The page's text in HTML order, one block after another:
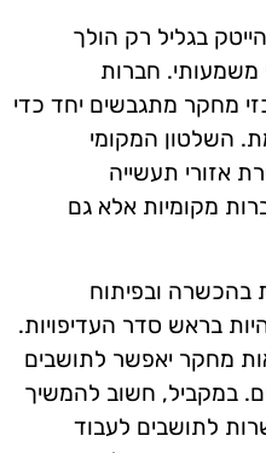
בגליל רק הולך
משמעותי. חברות
מחקר מתגבשים יחד כדי
השלטון המקומי
אזורי תעשייה
מקומיות אלא גם
ובפיתוח
בראש סדר העדיפויות.
מחקר יאפשר לתושבים
במקביל, חשוב להמשיך
לתושבים לעבוד